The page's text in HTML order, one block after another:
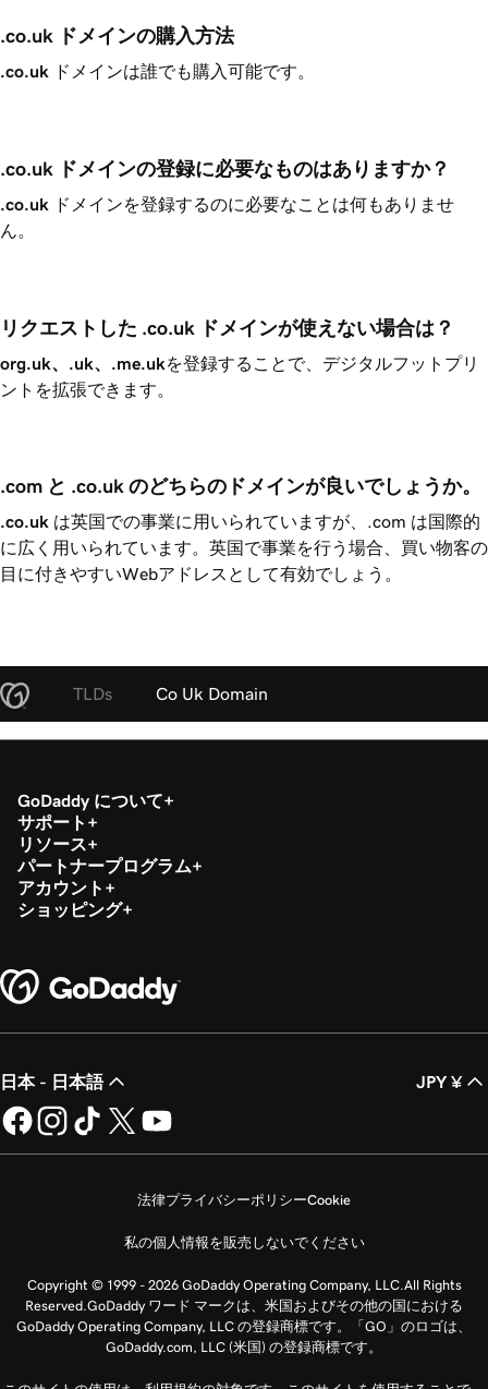
.co.uk ドメインの購入方法
.co.uk ドメインは誰でも購入可能です。
.co.uk ドメインの登録に必要なものはありますか？
.co.uk ドメインを登録するのに必要なことは何もありませ
ん。
リクエストした .co.uk ドメインが使えない場合は？
org.uk、.uk、.me.ukを登録することで、デジタルフットプリ
ントを拡張できます。
.com と .co.uk のどちらのドメインが良いでしょうか。
.co.uk は英国での事業に用いられていますが、.com は国際的
に広く用いられています。英国で事業を行う場合、買い物客の
目に付きやすいWebアドレスとして有効でしょう。
TLDs Co Uk Domain
GoDaddy について
サポート
リソース
パートナープログラム
アカウント
ショッピング
日本 - 日本語 JPY ¥
法律プライバシーポリシーCookie
私の個人情報を販売しないでください
Copyright © 1999 - 2026 GoDaddy Operating Company, LLC.All Rights
Reserved.GoDaddy ワード マークは、米国およびその他の国における
GoDaddy Operating Company, LLC の登録商標です。「GO」のロゴは、
GoDaddy.com, LLC (米国) の登録商標です。